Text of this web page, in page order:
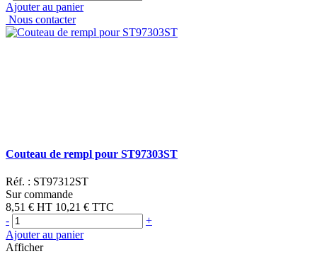
Ajouter au panier
Nous contacter
Couteau de rempl pour ST97303ST
Réf. : ST97312ST
Sur commande
8,51 € HT 10,21 € TTC
-
+
Ajouter au panier
Afficher